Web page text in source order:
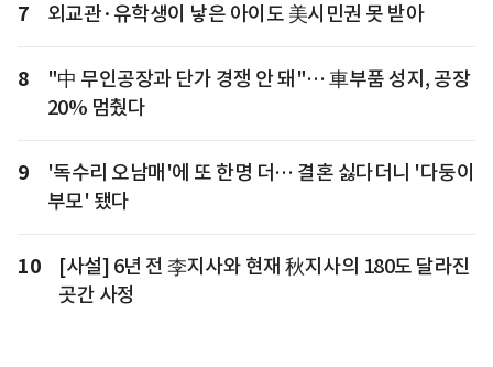
7 외교관·유학생이 낳은 아이도 美시민권 못 받아
8
"中 무인공장과 단가 경쟁 안 돼"… 車부품 성지, 공장
20% 멈췄다
9
'독수리 오남매'에 또 한명 더… 결혼 싫다더니 '다둥이
부모' 됐다
10
[사설] 6년 전 李지사와 현재 秋지사의 180도 달라진
곳간 사정